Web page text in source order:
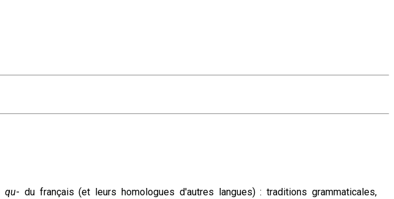
qu- du français (et leurs homologues d'autres langues) : traditions grammaticales,